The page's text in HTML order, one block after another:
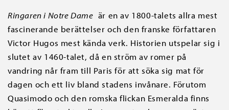
Ringaren i Notre Dame är en av 1800-talets allra mest
fascinerande berättelser och den franske författaren
Victor Hugos mest kända verk. Historien utspelar sig i
slutet av 1460-talet, då en ström av romer på
vandring når fram till Paris för att söka sig mat för
dagen och ett liv bland stadens invånare. Förutom
Quasimodo och den romska flickan Esmeralda finns